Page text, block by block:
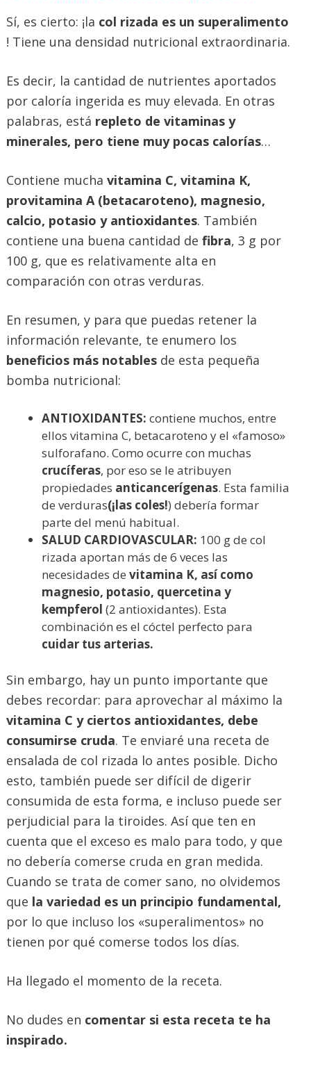
Sí, es cierto: ¡la col rizada es un superalimento
! Tiene una densidad nutricional extraordinaria.
Es decir, la cantidad de nutrientes aportados
por caloría ingerida es muy elevada. En otras
palabras, está repleto de vitaminas y
minerales, pero tiene muy pocas calorías…
Contiene mucha vitamina C, vitamina K,
provitamina A (betacaroteno), magnesio,
calcio, potasio y antioxidantes. También
contiene una buena cantidad de fibra, 3 g por
100 g, que es relativamente alta en
comparación con otras verduras.
En resumen, y para que puedas retener la
información relevante, te enumero los
beneficios más notables de esta pequeña
bomba nutricional:
ANTIOXIDANTES: contiene muchos, entre
ellos vitamina C, betacaroteno y el «famoso»
sulforafano. Como ocurre con muchas
crucíferas, por eso se le atribuyen
propiedades anticancerígenas. Esta familia
de verduras(¡las coles!) debería formar
parte del menú habitual.
SALUD CARDIOVASCULAR: 100 g de col
rizada aportan más de 6 veces las
necesidades de vitamina K, así como
magnesio, potasio, quercetina y
kempferol (2 antioxidantes). Esta
combinación es el cóctel perfecto para
cuidar tus arterias.
Sin embargo, hay un punto importante que
debes recordar: para aprovechar al máximo la
vitamina C y ciertos antioxidantes, debe
consumirse cruda. Te enviaré una receta de
ensalada de col rizada lo antes posible. Dicho
esto, también puede ser difícil de digerir
consumida de esta forma, e incluso puede ser
perjudicial para la tiroides. Así que ten en
cuenta que el exceso es malo para todo, y que
no debería comerse cruda en gran medida.
Cuando se trata de comer sano, no olvidemos
que la variedad es un principio fundamental,
por lo que incluso los «superalimentos» no
tienen por qué comerse todos los días.
Ha llegado el momento de la receta.
No dudes en comentar si esta receta te ha
inspirado.